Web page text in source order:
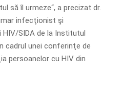
să îl urmeze“, a precizat dr.
infecţionist şi
SIDA de la Institutul
cadrul unei conferinţe de
persoanelor cu HIV din